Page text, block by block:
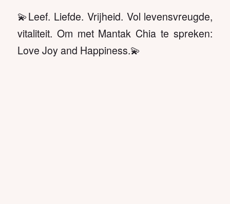
💫Leef. Liefde. Vrijheid. Vol levensvreugde,
vitaliteit. Om met Mantak Chia te spreken:
Love Joy and Happiness.💫